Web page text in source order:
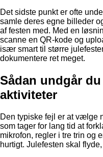
Det sidste punkt er ofte
samle deres egne billeder
af festen med. Med en
scanne en QR-kode og
især smart til større
dokumentere ret meget.
Sådan undgår
aktiviteter
Den typiske fejl er at vælge
som tager for lang tid at
mikrofon, regler i tre trin og
hurtigt. Julefesten skal